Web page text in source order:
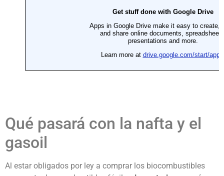
Qué pasará con la nafta y el
gasoil
Al estar obligados por ley a comprar los biocombustibles